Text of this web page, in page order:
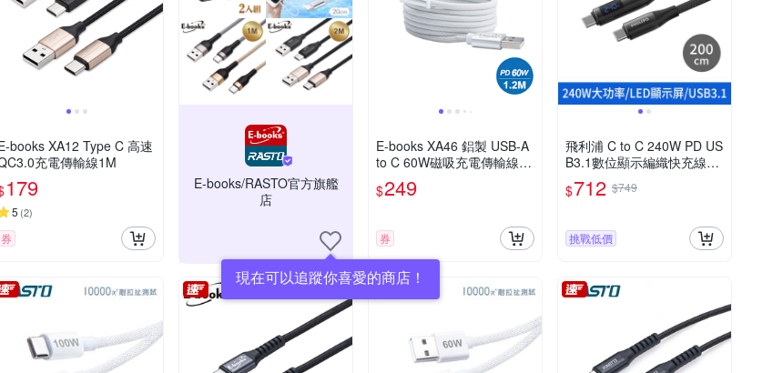
books XA12 Type C 高速
充電傳輸線1M
179
5 (2)
券
E-books/RASTO官方旗艦
店
現在可以追蹤你喜愛的商店！
E-books XA46 鋁製 USB-A
to C 60W磁吸充電傳輸線-1.
2M
$249
券
飛利浦 C to C 240W PD US
B3.1數位顯示編織快充線20
0cm(DLC4586C)
$712 $749
挑戰低價